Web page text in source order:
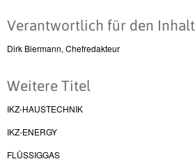
Verantwortlich für den Inhalt
Dirk Biermann, Chefredakteur
Weitere Titel
IKZ-HAUSTECHNIK
IKZ-ENERGY
FLÜSSIGGAS